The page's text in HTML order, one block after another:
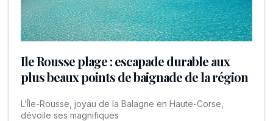
Ile Rousse plage : escapade durable aux
plus beaux points de baignade de la région
L’Île-Rousse, joyau de la Balagne en Haute-Corse,
dévoile ses magnifiques